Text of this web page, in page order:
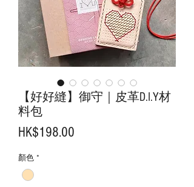
【好好縫】御守｜皮革D.I.Y材
料包
HK$198.00
顏色 *